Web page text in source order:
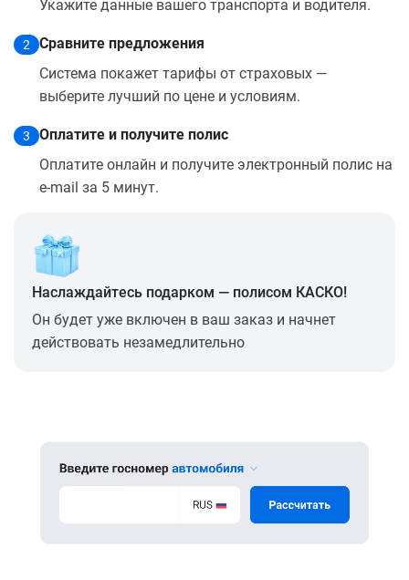
Укажите данные вашего транспорта и водителя.
2
Сравните предложения
Система покажет тарифы от страховых —
выберите лучший по цене и условиям.
3
Оплатите и получите полис
Оплатите онлайн и получите электронный полис на
e-mail за 5 минут.
Наслаждайтесь подарком — полисом КАСКО!
Он будет уже включен в ваш заказ и начнет
действовать незамедлительно